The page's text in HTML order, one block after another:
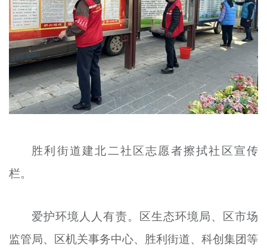
胜利街道建北二社区志愿者擦拭社区宣传
栏。
爱护环境人人有责。区生态环境局、区市场
监管局、区机关事务中心、胜利街道、科创集团等